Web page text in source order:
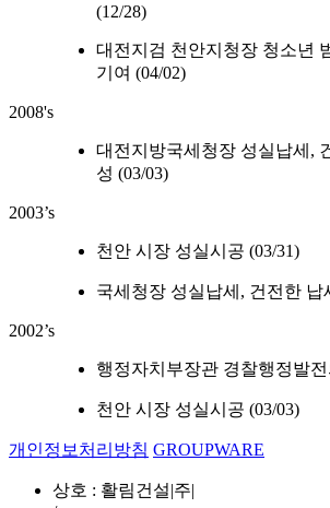
(12/28)
대전지검 천안지청장 청소년
기여 (04/02)
2008's
대전지방국세청장 성실납세,
성 (03/03)
2003’s
천안 시장 성실시공 (03/31)
국세청장 성실납세, 건전한 납
2002’s
행정자치부장관 경찰행정발전
천안 시장 성실시공 (03/03)
개인정보처리방침 GROUPWARE
상호 : 활림건설|주|